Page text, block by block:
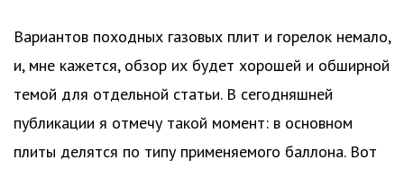
Вариантов походных газовых плит и горелок немало,
и, мне кажется, обзор их будет хорошей и обширной
темой для отдельной статьи. В сегодняшней
публикации я отмечу такой момент: в основном
плиты делятся по типу применяемого баллона. Вот